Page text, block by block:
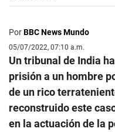
PorBBC News Mundo
05/07/2022, 07:10 a.m.
Un tribunal de India
prisión a un hombre
de un rico
reconstruido este
en la actuación de la